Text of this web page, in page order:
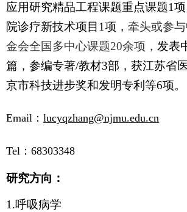
应用研究精品工程课题重点课题1
院诊疗新技术项目 1项， 牵头或参
金会全国多中心课题20余项， 发表
篇，参编专著/教材3部，获江苏省
京市科技进步奖和发明专利等6项。
Email ： lucyqzhang@njmu.edu.cn
Tel ： 68303348
研究方向：
1.呼吸病学